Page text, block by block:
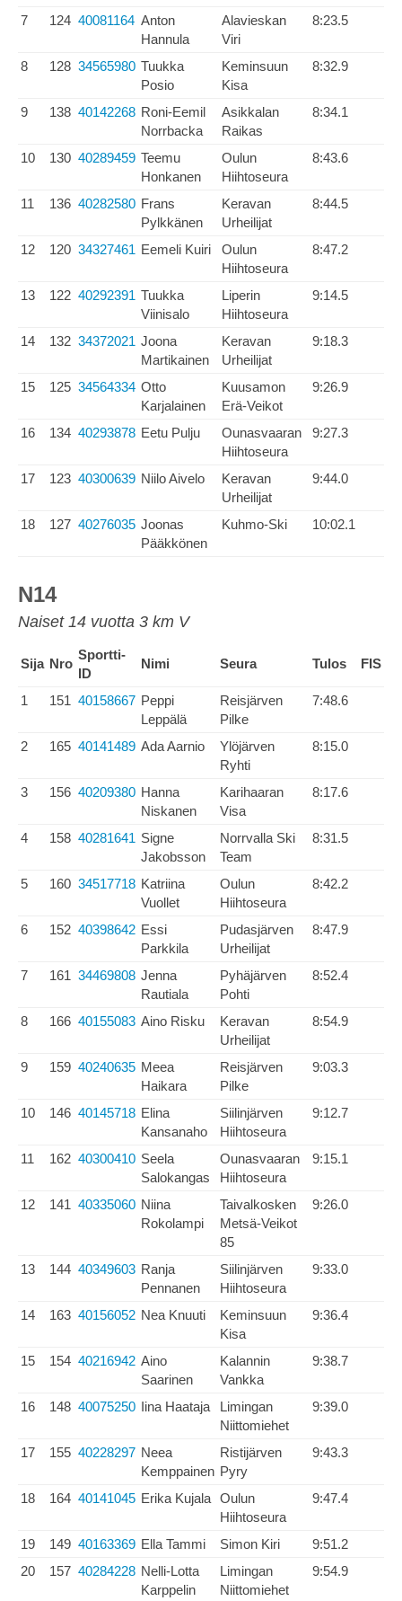
7
124 40081164 Anton
Hannula
Alavieskan
Viri
8:23.5
8 128 34565980 Tuukka
Posio
Keminsuun
Kisa
8:32.9
9 138 40142268 Roni-Eemil
Norrbacka
Asikkalan
Raikas
8:34.1
10 130 40289459 Teemu
Honkanen
Oulun
Hiihtoseura
8:43.6
11 136 40282580 Frans
Pylkkänen
Keravan
Urheilijat
8:44.5
12 120 34327461 Eemeli Kuiri
Oulun
Hiihtoseura
8:47.2
13 122 40292391 Tuukka
Viinisalo
Liperin
Hiihtoseura
9:14.5
14 132 34372021 Joona
Martikainen
Keravan
Urheilijat
9:18.3
15 125 34564334 Otto
Karjalainen
Kuusamon
Erä-Veikot
9:26.9
16 134 40293878 Eetu Pulju
Ounasvaaran
Hiihtoseura
9:27.3
17 123 40300639 Niilo Aivelo
Keravan
Urheilijat
9:44.0
18 127 40276035 Joonas
Pääkkönen
Kuhmo-Ski 10:02.1
N14
Naiset 14 vuotta 3 km V
Sija Nro
Sportti-
ID
Nimi Seura Tulos FIS
1 151 40158667 Peppi
Leppälä
Reisjärven
Pilke
7:48.6
2 165 40141489 Ada Aarnio
Ylöjärven
Ryhti
8:15.0
3 156 40209380 Hanna
Niskanen
Karihaaran
Visa
8:17.6
4 158 40281641 Signe
Jakobsson
Norrvalla Ski
Team
8:31.5
5 160 34517718 Katriina
Vuollet
Oulun
Hiihtoseura
8:42.2
6 152 40398642 Essi
Parkkila
Pudasjärven
Urheilijat
8:47.9
7 161 34469808 Jenna
Rautiala
Pyhäjärven
Pohti
8:52.4
8 166 40155083 Aino Risku
Keravan
Urheilijat
8:54.9
9 159 40240635 Meea
Haikara
Reisjärven
Pilke
9:03.3
10 146 40145718 Elina
Kansanaho
Siilinjärven
Hiihtoseura
9:12.7
11 162 40300410 Seela
Salokangas
Ounasvaaran
Hiihtoseura
9:15.1
12 141 40335060 Niina
Rokolampi
Taivalkosken
Metsä-Veikot
85
9:26.0
13 144 40349603 Ranja
Pennanen
Siilinjärven
Hiihtoseura
9:33.0
14 163 40156052 Nea Knuuti
Keminsuun
Kisa
9:36.4
15 154 40216942 Aino
Saarinen
Kalannin
Vankka
9:38.7
16 148 40075250 Iina Haataja
Limingan
Niittomiehet
9:39.0
17 155 40228297 Neea
Kemppainen
Ristijärven
Pyry
9:43.3
18 164 40141045 Erika Kujala Oulun
Hiihtoseura
9:47.4
19 149 40163369 Ella Tammi Simon Kiri
9:51.2
20
157 40284228 Nelli-Lotta
Karppelin
Limingan
Niittomiehet
9:54.9